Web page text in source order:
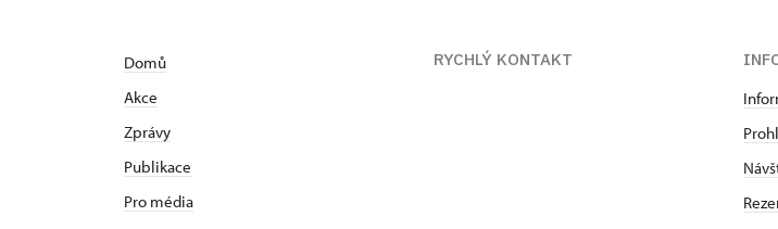
Domů
Akce
Zprávy
Publikace
Pro média
RYCHLÝ KONTAKT